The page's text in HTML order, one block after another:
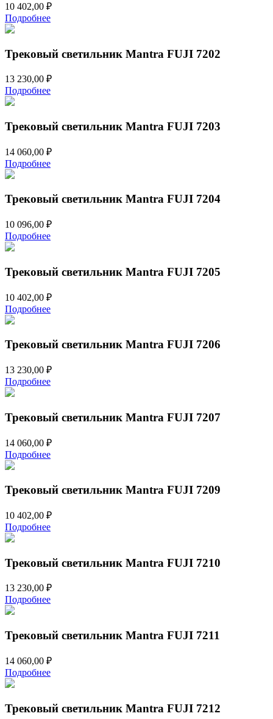
10 402,00 ₽
Подробнее
Трековый светильник Mantra FUJI 7202
13 230,00 ₽
Подробнее
Трековый светильник Mantra FUJI 7203
14 060,00 ₽
Подробнее
Трековый светильник Mantra FUJI 7204
10 096,00 ₽
Подробнее
Трековый светильник Mantra FUJI 7205
10 402,00 ₽
Подробнее
Трековый светильник Mantra FUJI 7206
13 230,00 ₽
Подробнее
Трековый светильник Mantra FUJI 7207
14 060,00 ₽
Подробнее
Трековый светильник Mantra FUJI 7209
10 402,00 ₽
Подробнее
Трековый светильник Mantra FUJI 7210
13 230,00 ₽
Подробнее
Трековый светильник Mantra FUJI 7211
14 060,00 ₽
Подробнее
Трековый светильник Mantra FUJI 7212